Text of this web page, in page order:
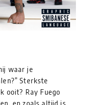
waar je
Sterkste
ooit? Ray Fuego
en zoals altijd is